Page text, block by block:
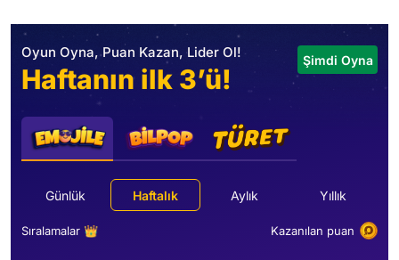
Oyun Oyna, Puan Kazan, Lider Ol!
Haftanın ilk 3’ü!
Şimdi Oyna
Günlük Haftalık Aylık Yıllık
Sıralamalar 👑 Kazanılan puan